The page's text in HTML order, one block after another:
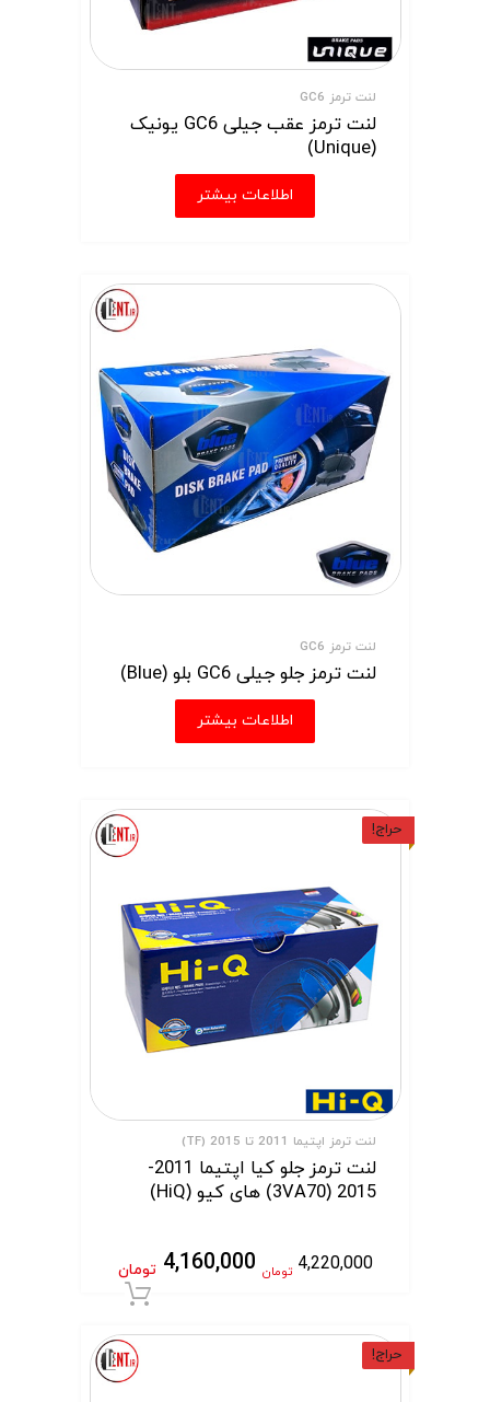
لنت ترمز GC6
لنت ترمز عقب جیلی GC6 یونیک
(Unique)
اطلاعات بیشتر
لنت ترمز GC6
لنت ترمز جلو جیلی GC6 بلو (Blue)
اطلاعات بیشتر
حراج!
لنت ترمز اپتیما 2011 تا 2015 (TF)
لنت ترمز جلو کیا اپتیما 2011-
2015 (3VA70) های کیو (HiQ)
4,220,000 تومان 4,160,000 تومان
حراج!